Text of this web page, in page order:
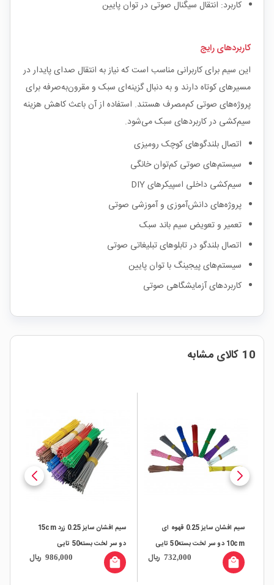
کاربرد: انتقال سیگنال صوتی در توان پایین
کاربردهای رایج
این سیم برای کاربرانی مناسب است که نیاز به انتقال صدای پایدار در
مسیرهای کوتاه دارند و به دنبال گزینه‌ای سبک و مقرون‌به‌صرفه برای
پروژه‌های صوتی کم‌مصرف هستند. استفاده از آن باعث کاهش هزینه
سیم‌کشی در کاربردهای سبک می‌شود.
اتصال بلندگوهای کوچک رومیزی
سیستم‌های صوتی کم‌توان خانگی
سیم‌کشی داخلی اسپیکرهای DIY
پروژه‌های دانش‌آموزی و آموزشی صوتی
تعمیر و تعویض سیم باند سبک
اتصال بلندگو در تابلوهای تبلیغاتی صوتی
سیستم‌های پیجینگ با توان پایین
کاربردهای آزمایشگاهی صوتی
10 کالای مشابه
سیم افشان سایز 0.25 قهوه ای
10cm دو سر لخت بسته50 تایی
732,000 ریال local_mall
سیم افشان سایز 0.25 زرد 15cm
دو سر لخت بسته50 تایی
986,000 ریال local_mall